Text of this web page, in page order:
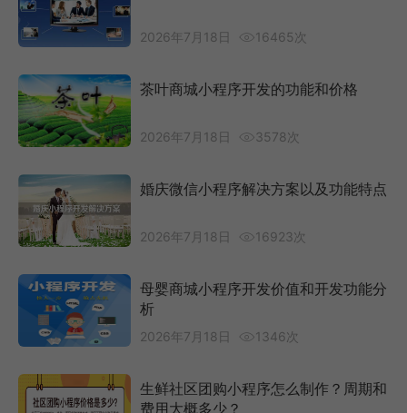
2026年7月18日 16465次
茶叶商城小程序开发的功能和价格
2026年7月18日 3578次
婚庆微信小程序解决方案以及功能特点
2026年7月18日 16923次
母婴商城小程序开发价值和开发功能分
析
2026年7月18日 1346次
生鲜社区团购小程序怎么制作？周期和
费用大概多少？